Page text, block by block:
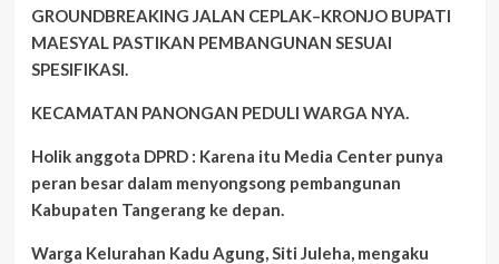
GROUNDBREAKING JALAN CEPLAK–KRONJO BUPATI
MAESYAL PASTIKAN PEMBANGUNAN SESUAI
SPESIFIKASI.
KECAMATAN PANONGAN PEDULI WARGA NYA.
Holik anggota DPRD : Karena itu Media Center punya
peran besar dalam menyongsong pembangunan
Kabupaten Tangerang ke depan.
Warga Kelurahan Kadu Agung, Siti Juleha, mengaku